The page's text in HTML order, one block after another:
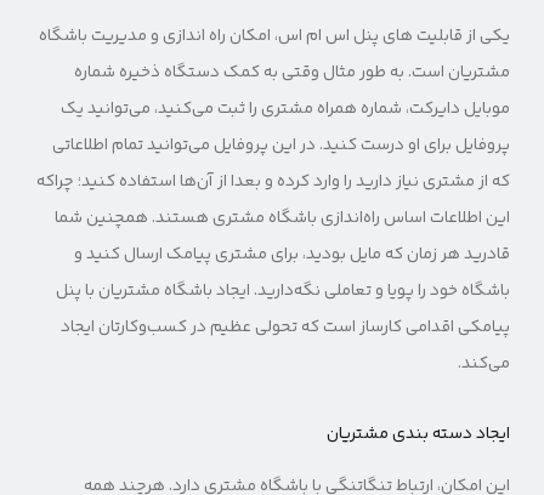
یکی از قابلیت های پنل اس ام اس، امکان راه اندازی و مدیریت باشگاه
مشتریان است. به طور مثال وقتی به کمک دستگاه ذخیره شماره
موبایل دایرکت، شماره همراه مشتری را ثبت می‌کنید، می‌توانید یک
پروفایل برای او درست کنید. در این پروفایل می‌توانید تمام اطلاعاتی
که از مشتری نیاز دارید را وارد کرده و بعدا از آن‌ها استفاده کنید؛ چراکه
این اطلاعات اساس راه‌اندازی باشگاه مشتری هستند. همچنین شما
قادرید هر زمان که مایل بودید، برای مشتری پیامک ارسال کنید و
باشگاه خود را پویا و تعاملی نگه‌دارید. ایجاد باشگاه مشتریان با پنل
پیامکی اقدامی کارساز است که تحولی عظیم در کسب‌وکارتان ایجاد
می‌کند.
ایجاد دسته بندی مشتریان
این امکان، ارتباط تنگاتنگی با باشگاه مشتری دارد. هرچند همه